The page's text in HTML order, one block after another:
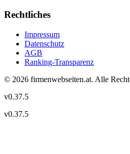
Rechtliches
Impressum
Datenschutz
AGB
Ranking-Transparenz
© 2026 firmenwebseiten.at. Alle
v0.37.5
v0.37.5